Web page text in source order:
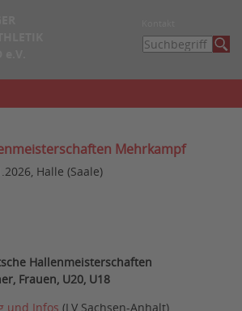
Mehrkampf
Halle (Saale)
Hallenmeisterschaften
Frauen, U20, U18
und Infos (LV Sachsen-Anhalt)